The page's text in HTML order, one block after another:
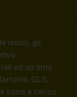
isole), gli
ed un sms
GLS,
sono a carico